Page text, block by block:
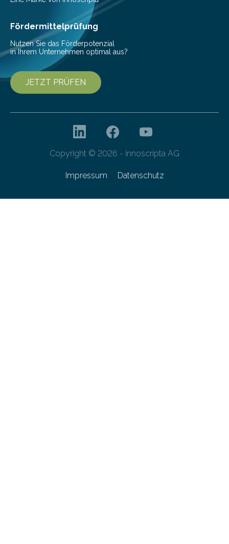
Ernährung zu sichern. Ohne sie besteht die weltweite
Gefahr erheblicher…
Fördermittelprüfung
Nutzen Sie das Förderpotenzial
in Ihrem Unternehmen optimal aus?
JETZT PRÜFEN
Copyright © 2026 - innoscripta AG
Impressum Datenschutz